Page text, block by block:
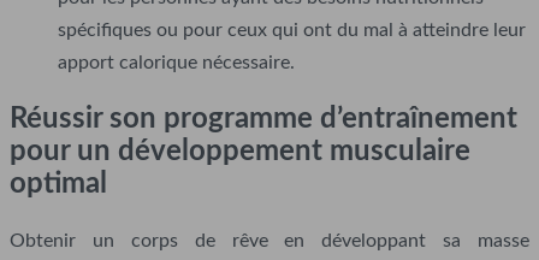
spécifiques ou pour ceux qui ont du mal à atteindre leur
apport calorique nécessaire.
Réussir son programme d’entraînement
pour un développement musculaire
optimal
Obtenir un corps de rêve en développant sa masse